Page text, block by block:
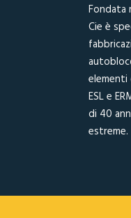
Fondata
Cie è
elementi
ESL e
di 40
estreme.